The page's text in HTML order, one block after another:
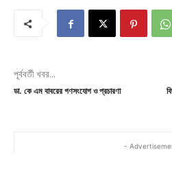
পূর্ববর্তী খবর...
ডা. কে এম বাবরের গণসংযোগ ও প্রচারণা
-